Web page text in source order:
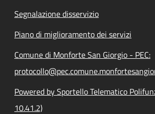
Segnalazione disservizio
Piano di miglioramento dei servizi
Comune di Monforte San Giorgio - PEC:
Powered by Sportello Telematico
10.41.2)